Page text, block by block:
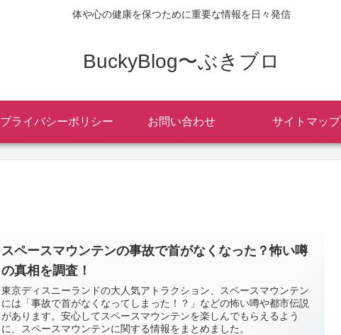
体や心の健康を保つために重要な情報を日々発信
BuckyBlog〜ぶきブロ
プライバシーポリシー お問い合わせ サイトマップ
スペースマウンテンの事故で首がなくなった？怖い噂
の真相を調査！
東京ディスニーランドの大人気アトラクション、スペースマウンテン
には「事故で首がなくなってしまった！？」などの怖い噂や都市伝説
があります。安心してスペースマウンテンを楽しんでもらえるよう
に、スペースマウンテンに関する情報をまとめました。